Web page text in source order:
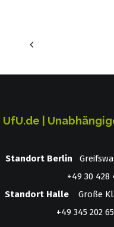
UfU.de |
Standort Berlin
+49 30 428
Standort HalleGroße
+49 345 202